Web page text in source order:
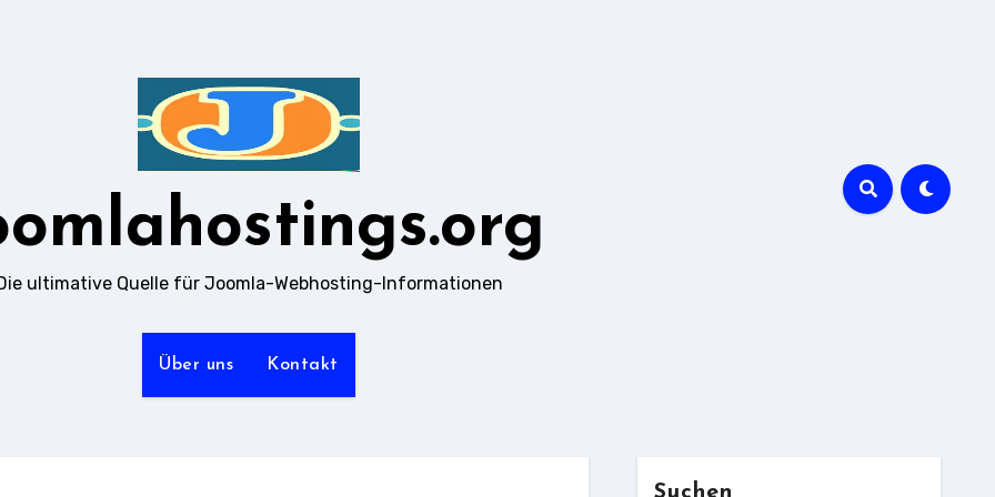
ultimative Quelle für Joomla-Webhosting-Informationen
Über uns Kontakt
Suchen